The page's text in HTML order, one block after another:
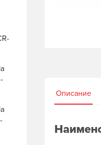
Описание